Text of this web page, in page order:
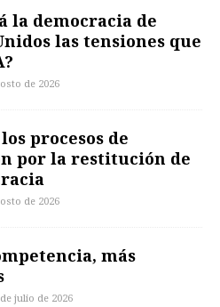
la democracia de
las tensiones que
de 2026
procesos de
por la restitución de
de 2026
más
julio de 2026